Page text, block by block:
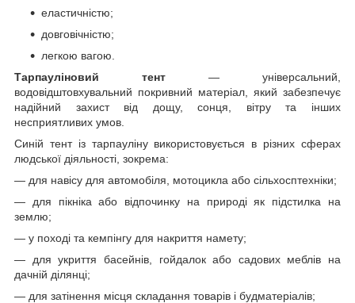
еластичністю;
довговічністю;
легкою вагою.
Тарпауліновий тент — універсальний,
водовідштовхувальний покривний матеріал, який забезпечує
надійний захист від дощу, сонця, вітру та інших
несприятливих умов.
Синій тент із тарпауліну використовується в різних сферах
людської діяльності, зокрема:
— для навісу для автомобіля, мотоцикла або сільхосптехніки;
— для пікніка або відпочинку на природі як підстилка на
землю;
— у поході та кемпінгу для накриття намету;
— для укриття басейнів, гойдалок або садових меблів на
дачній ділянці;
— для затінення місця складання товарів і будматеріалів;